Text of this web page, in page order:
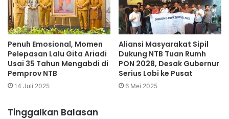
Penuh Emosional, Momen
Pelepasan Lalu Gita Ariadi
Usai 35 Tahun Mengabdi di
Pemprov NTB
14 Juli 2025
Aliansi Masyarakat Sipil
Dukung NTB Tuan Rumh
PON 2028, Desak Gubernur
Serius Lobi ke Pusat
6 Mei 2025
Tinggalkan Balasan